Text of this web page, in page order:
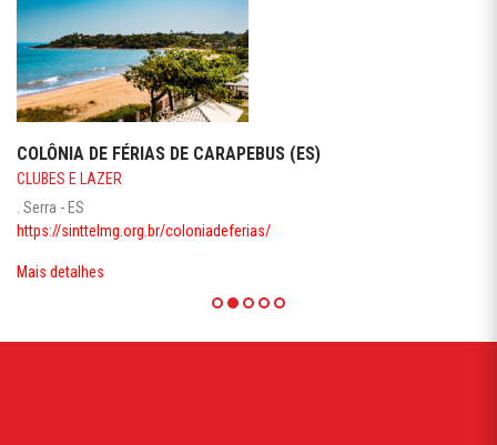
COLÔNIA DE FÉRIAS DE CARAPEBUS (ES)
CLUBES E LAZER
. Serra - ES
https://sinttelmg.org.br/coloniadeferias/
Mais detalhes